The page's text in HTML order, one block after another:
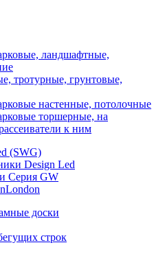
ландшафтные,
тротурные, грунтовые,
настенные, потолочные
торшерные, на
к ним
(SWG)
Design Led
Серия GW
доски
строк